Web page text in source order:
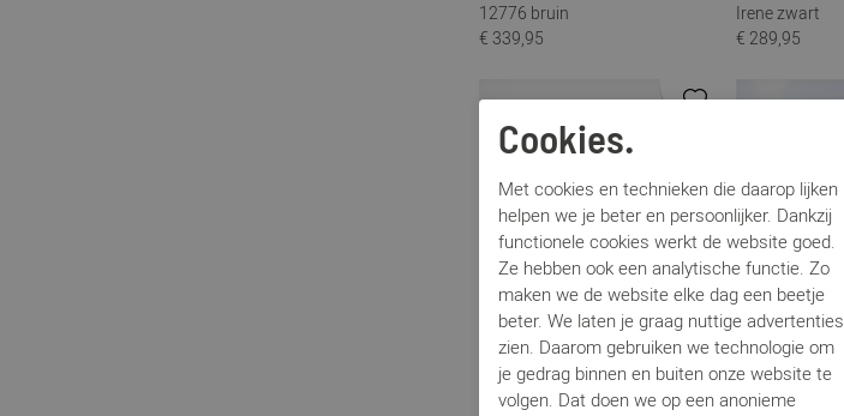
12776 bruin
€ 339,95
Irene zwart
€ 289,95
Cookies.
Met cookies en technieken die daarop lijken
helpen we je beter en persoonlijker. Dankzij
functionele cookies werkt de website goed.
Ze hebben ook een analytische functie. Zo
maken we de website elke dag een beetje
beter. We laten je graag nuttige advertenties
zien. Daarom gebruiken we technologie om
je gedrag binnen en buiten onze website te
volgen. Dat doen we op een anonieme